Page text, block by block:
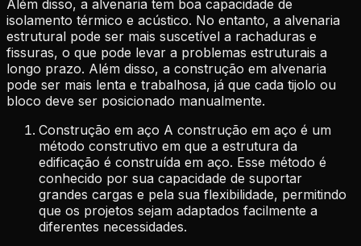
Além disso, a alvenaria tem boa capacidade de
isolamento térmico e acústico. No entanto, a alvenaria
estrutural pode ser mais suscetível a rachaduras e
fissuras, o que pode levar a problemas estruturais a
longo prazo. Além disso, a construção em alvenaria
pode ser mais lenta e trabalhosa, já que cada tijolo ou
bloco deve ser posicionado manualmente.
Construção em aço A construção em aço é um
método construtivo em que a estrutura da
edificação é construída em aço. Esse método é
conhecido por sua capacidade de suportar
grandes cargas e pela sua flexibilidade, permitindo
que os projetos sejam adaptados facilmente a
diferentes necessidades.